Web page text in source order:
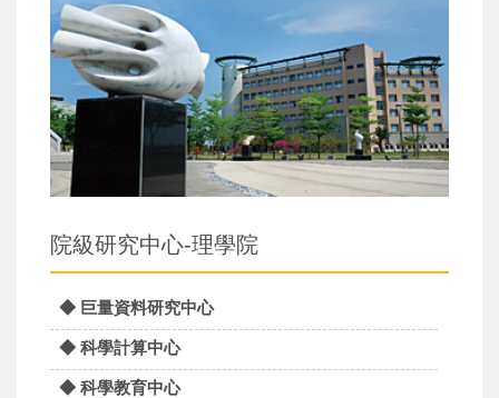
院級研究中心-理學院
◆ 巨量資料研究中心
◆ 科學計算中心
◆ 科學教育中心